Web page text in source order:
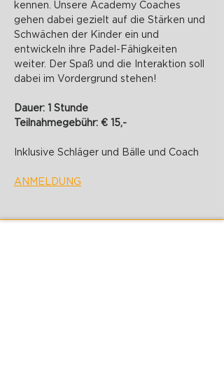
kennen. Unsere Academy Coaches
gehen dabei gezielt auf die Stärken und
Schwächen der Kinder ein und
entwickeln ihre Padel-Fähigkeiten
weiter. Der Spaß und die Interaktion soll
dabei im Vordergrund stehen!
Dauer: 1 Stunde
Teilnahmegebühr: € 15,-
Inklusive Schläger und Bälle und Coach
ANMELDUNG